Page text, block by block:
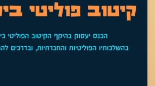
לשיחה עם אופיר רייכמן על קמפיינים